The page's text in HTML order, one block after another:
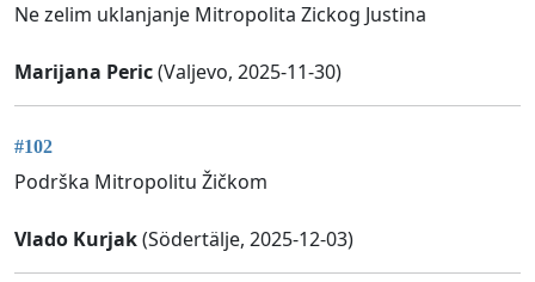
Ne zelim uklanjanje Mitropolita Zickog Justina
Marijana Peric(Valjevo, 2025-11-30)
#102
Podrška Mitropolitu Žičkom
Vlado Kurjak(Södertälje, 2025-12-03)